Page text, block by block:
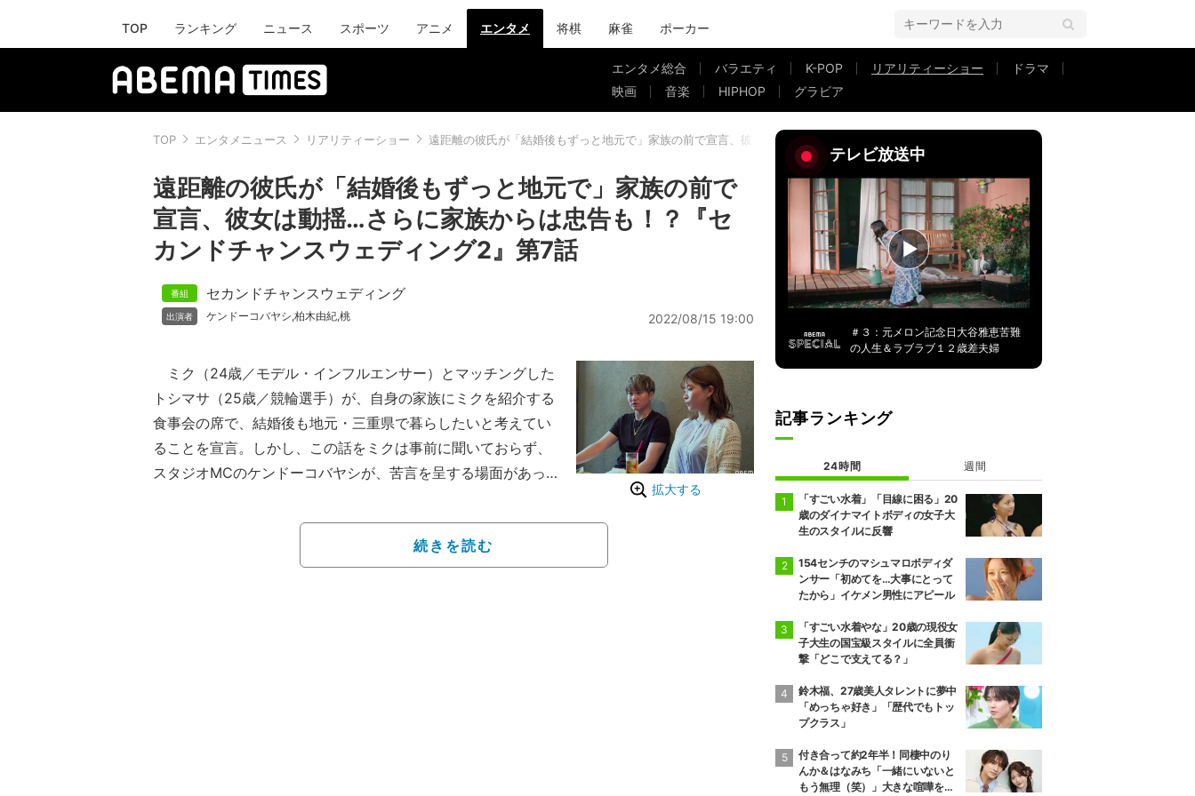
TOP ランキング ニュース スポーツ アニメ エンタメ 将棋 麻雀 ポーカー
エンタメ総合 バラエティ K-POP リアリティーショー
ドラマ
映画
音楽 HIPHOP グラビア
TOP エンタメニュース リアリティーショー 遠距離の彼氏が「結婚後もずっと地元で」家族の前で宣言、彼女は動揺…さらに家族からは忠告も！？『セカンドチャンスウェディング2』第7話
遠距離の彼氏が「結婚後もずっと地元で」家族の前で
宣言、彼女は動揺…さらに家族からは忠告も！？『セ
カンドチャンスウェディング2』第7話
セカンドチャンスウェディング
ケンドーコバヤシ,柏木由紀,桃 2022/08/15 19:00
拡大する
ミク（24歳／モデル・インフルエンサー）とマッチングした
トシマサ（25歳／競輪選手）が、自身の家族にミクを紹介する
食事会の席で、結婚後も地元・三重県で暮らしたいと考えてい
ることを宣言。しかし、この話をミクは事前に聞いておらず、
スタジオMCのケンドーコバヤシが、苦言を呈する場面があっ
【動画】彼氏「結婚しても地元に」家族の前で宣言するも彼女
ABEMAオリジナル恋愛番組『セカンドチャンスウェディング
続きを読む
テレビ放送中
＃３：元メロン記念日大谷雅恵苦難
の人生＆ラブラブ１２歳差夫婦
記事ランキング
24時間 週間
「すごい水着」「目線に困る」20
歳のダイナマイトボディの女子大
生のスタイルに反響
154センチのマシュマロボディダ
ンサー「初めてを…大事にとって
たから」イケメン男性にアピール
「すごい水着やな」20歳の現役女
子大生の国宝級スタイルに全員衝
撃「どこで支えてる？」
鈴木福、27歳美人タレントに夢中
「めっちゃ好き」「歴代でもトッ
プクラス」
付き合って約2年半！同棲中のり
んか＆はなみち「一緒にいないと
もう無理（笑）」大きな喧嘩を経